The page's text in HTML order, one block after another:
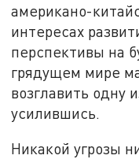
американо-
интересах
перспективы на
грядущем мире
возглавить одну
усилившись.
Никакой угрозы